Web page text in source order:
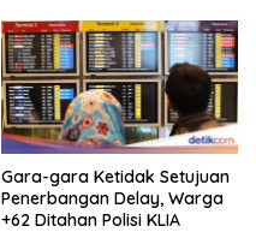
Gara-gara Ketidak Setujuan
Penerbangan Delay, Warga
+62 Ditahan Polisi KLIA